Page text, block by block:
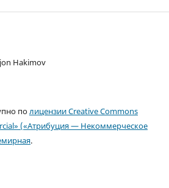
Hakimov
полицензии Creative Commons
(«Атрибуция — Некоммерческое
.